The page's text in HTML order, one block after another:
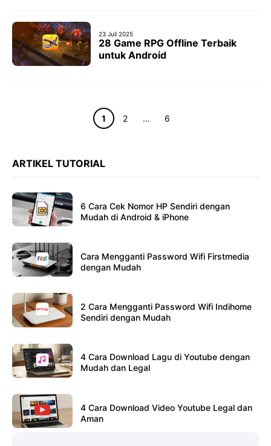
23 Juli 2025
28 Game RPG Offline Terbaik
untuk Android
Halaman
1 Halaman
2 … Halaman
6
ARTIKEL TUTORIAL
6 Cara Cek Nomor HP Sendiri dengan
Mudah di Android & iPhone
Cara Mengganti Password Wifi Firstmedia
dengan Mudah
2 Cara Mengganti Password Wifi Indihome
Sendiri dengan Mudah
4 Cara Download Lagu di Youtube dengan
Mudah dan Legal
4 Cara Download Video Youtube Legal dan
Aman